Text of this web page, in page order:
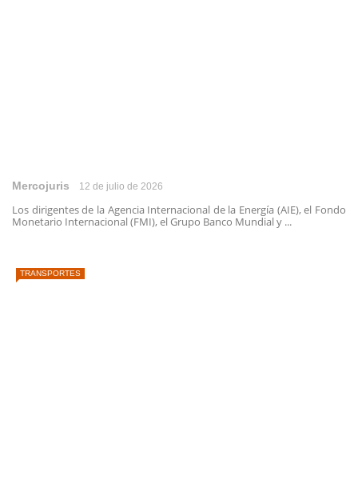
Mercojuris 12 de julio de 2026
Los dirigentes de la Agencia Internacional de la Energía (AIE), el Fondo
Monetario Internacional (FMI), el Grupo Banco Mundial y ...
TRANSPORTES